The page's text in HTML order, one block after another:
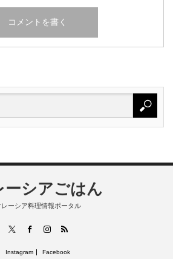
ーシアごはん
レーシア料理情報ポータル
FacebookInstagram
RSS
Instagram Facebook